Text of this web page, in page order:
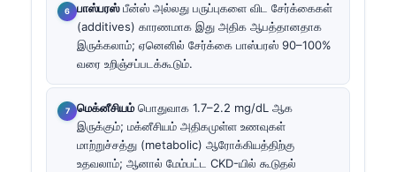
பாஸ்பரஸ்பீன்ஸ் அல்லது பருப்புகளை விட சேர்க்கைகள்
(additives) காரணமாக இது அதிக ஆபத்தானதாக
இருக்கலாம்; ஏனெனில் சேர்க்கை பாஸ்பரஸ் 90–100%
வரை உறிஞ்சப்படக்கூடும்.
மெக்னீசியம்பொதுவாக 1.7–2.2 mg/dL ஆக
இருக்கும்; மக்னீசியம் அதிகமுள்ள உணவுகள்
மாற்றுச்சத்து (metabolic) ஆரோக்கியத்திற்கு
உதவலாம்; ஆனால் மேம்பட்ட CKD-யில் கூடுதல்